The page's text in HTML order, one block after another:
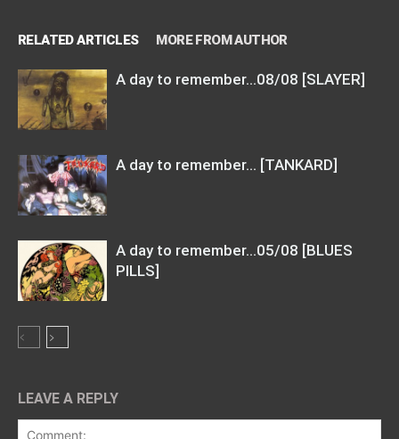
RELATED ARTICLES MORE FROM AUTHOR
A day to remember…08/08 [SLAYER]
A day to remember… [TANKARD]
A day to remember…05/08 [BLUES
PILLS]
LEAVE A REPLY